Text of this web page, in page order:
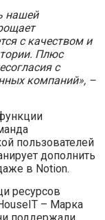
нашей
с качеством и
Плюс
с
компаний», –
пользователей
дополнить
в Notion.
ресурсов
– Марка